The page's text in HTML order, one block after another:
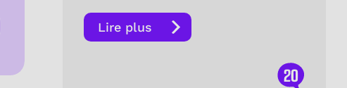
Lire plus
20